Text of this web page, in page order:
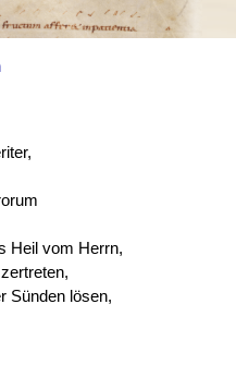
Heil vom Herrn,
Sünden lösen,